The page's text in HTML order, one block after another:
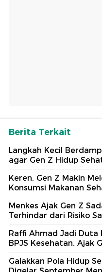
Berita Terkait
Langkah Kecil
agar Gen Z Hidup
Keren, Gen Z Makin
Konsumsi Makanan
Menkes Ajak Gen Z
Terhindar dari Risiko
Raffi Ahmad Jadi
BPJS Kesehatan, Ajak
Galakkan Pola Hidup